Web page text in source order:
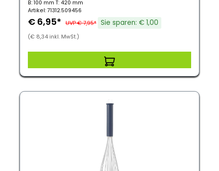
B: 100 mm T: 420 mm
Artikel: 71312.509456
€ 6,95* UVP € 7,95* Sie sparen: € 1,00
(€ 8,34 inkl. MwSt.)